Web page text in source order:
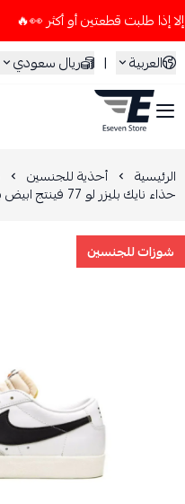
العربية
| ريال سعودي
ESEVEN STORE
الرئيسية أحذية للجنسين
حذاء نايك بليزر لو 77 فينتج ابيض بشعار اسود
شوزات للجنسين